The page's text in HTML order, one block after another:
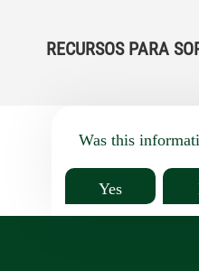
RECURSOS PARA
Was this
Yes